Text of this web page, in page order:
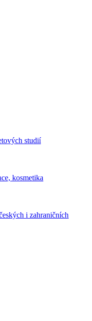
studií
kosmetika
i zahraničních